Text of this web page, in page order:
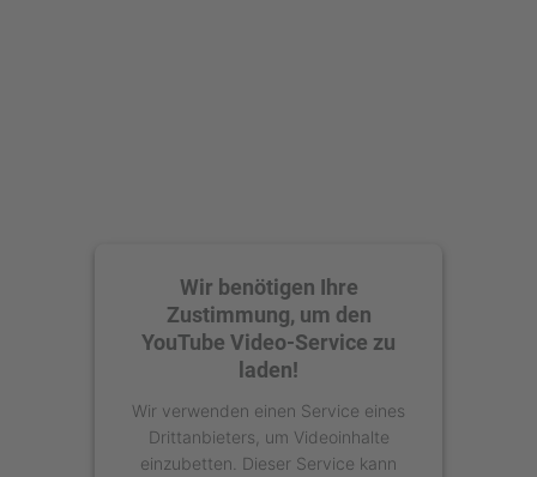
Wir benötigen Ihre
Zustimmung, um den
YouTube Video-Service zu
laden!
Wir verwenden einen Service eines
Drittanbieters, um Videoinhalte
einzubetten. Dieser Service kann